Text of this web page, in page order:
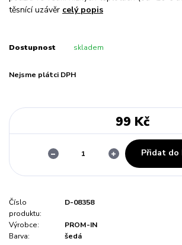
těsnící uzávěr celý popis
Dostupnost skladem
Nejsme plátci DPH
99 Kč
Přidat do
Číslo
produktu:
D-08358
Výrobce:
PROM-IN
Barva:
šedá